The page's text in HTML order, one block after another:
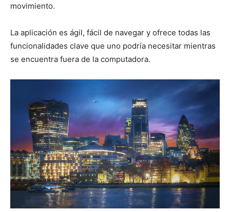
movimiento.
La aplicación es ágil, fácil de navegar y ofrece todas las
funcionalidades clave que uno podría necesitar mientras
se encuentra fuera de la computadora.